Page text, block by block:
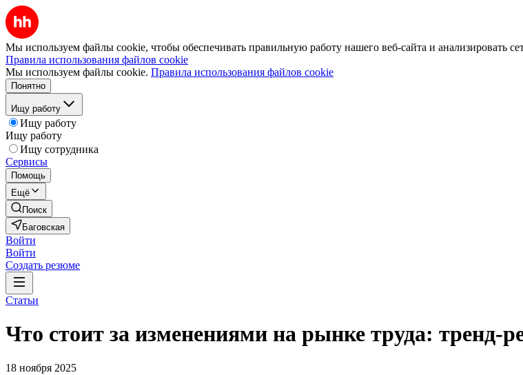
Мы используем файлы cookie, чтобы обеспечивать правильную работу нашего веб-сайта и анализировать
Правила использования файлов cookie
Мы используем файлы cookie. Правила использования файлов cookie
Понятно
Ищу работу
Ищу работу
Ищу работу
Ищу сотрудника
Сервисы
Помощь
Ещё
Поиск
Баговская
Войти
Войти
Создать резюме
Статьи
Что стоит за изменениями на рынке труда: тренд-
18 ноября 2025